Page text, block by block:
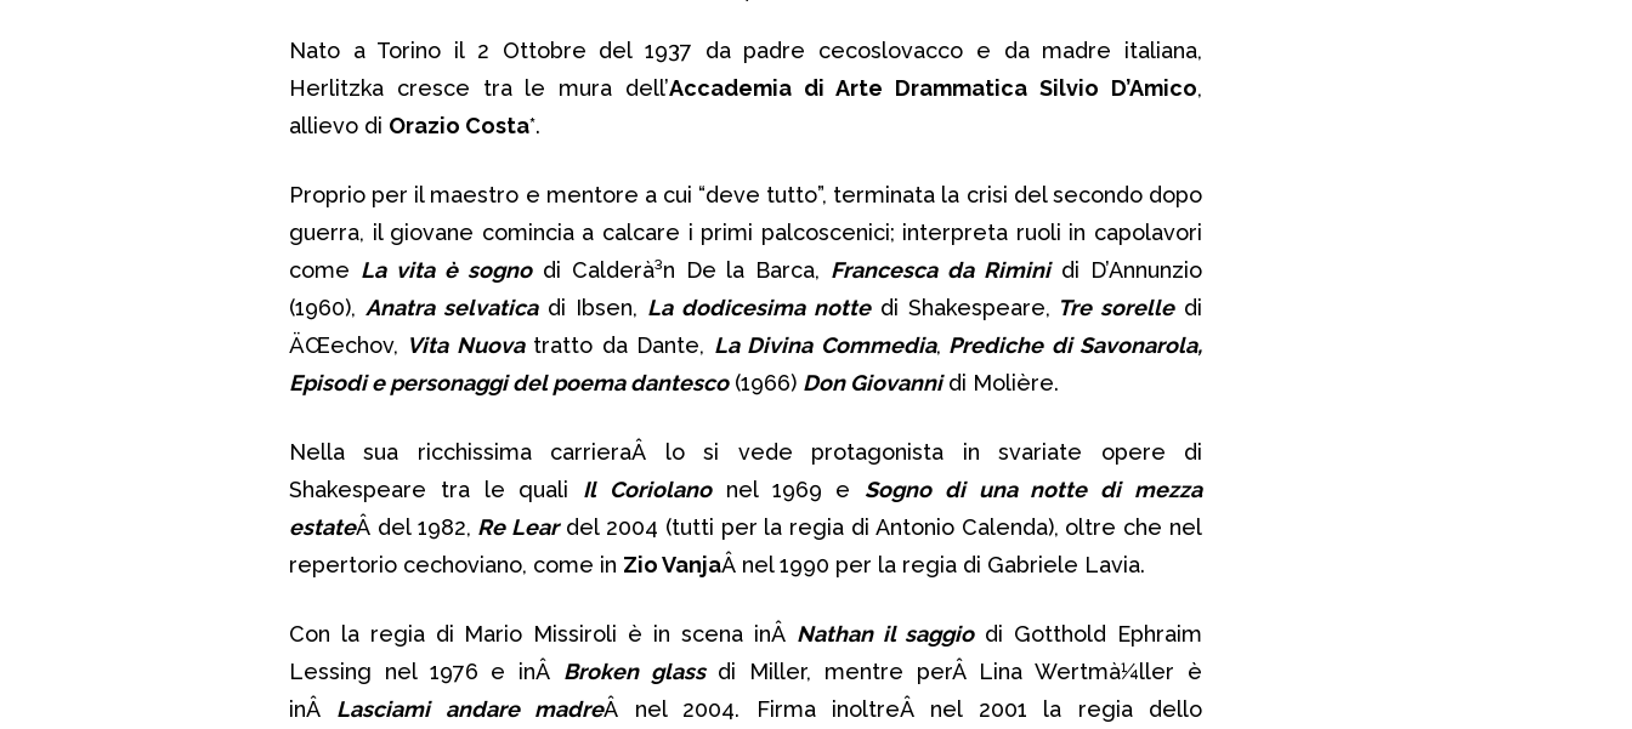
Nato a Torino il 2 Ottobre del 1937 da padre cecoslovacco e da madre italiana,
Herlitzka cresce tra le mura dell’Accademia di Arte Drammatica Silvio D’Amico,
allievo di Orazio Costa*.
Proprio per il maestro e mentore a cui “deve tutto”, terminata la crisi del secondo dopo
guerra, il giovane comincia a calcare i primi palcoscenici; interpreta ruoli in capolavori
come La vita è sognodi Calderà³n De la Barca, Francesca da Riminidi D’Annunzio
(1960), Anatra selvaticadi Ibsen, La dodicesima nottedi Shakespeare, Tre sorelledi
ÄŒechov, Vita Nuovatratto da Dante, La Divina Commedia, Prediche di Savonarola,
Episodi e personaggi del poema dantesco(1966) Don Giovannidi Molière.
Nella sua ricchissima carrieraÂ lo si vede protagonista in svariate opere di
Shakespeare tra le quali Il Coriolanonel 1969 e Sogno di una notte di mezza
estateÂ del 1982, Re Leardel 2004 (tutti per la regia di Antonio Calenda), oltre che nel
repertorio cechoviano, come in Zio VanjaÂ nel 1990 per la regia di Gabriele Lavia.
Con la regia di Mario Missiroli è in scena inÂ Nathan il saggiodi Gotthold Ephraim
Lessing nel 1976 e inÂ Broken glassdi Miller, mentre perÂ Lina Wertmà¼ller è
inÂ Lasciami andare madreÂ nel 2004. Firma inoltreÂ nel 2001 la regia dello